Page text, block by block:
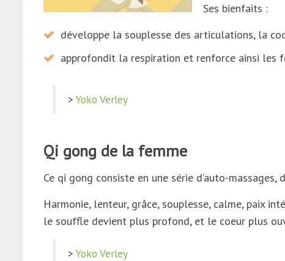
Ses bienfaits :
développe la souplesse des articulations, la
approfondit la respiration et renforce ainsi les
> Yoko Verley
Qi gong de la femme
Ce qi gong consiste en une série d’auto-
Harmonie, lenteur, grâce, souplesse, calme, paix
le souffle devient plus profond, et le coeur plus
> Yoko Verley